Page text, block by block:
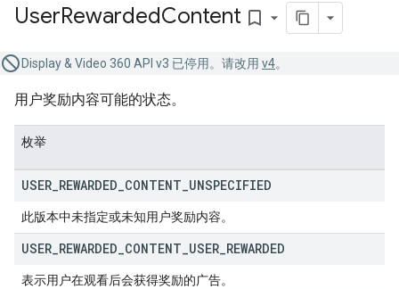
UserRewardedContent bookmark_border
Display & Video 360 API v3 已停用。请改用 v4。
用户奖励内容可能的状态。
枚举
USER REWARDED CONTENT UNSPECIFIED
此版本中未指定或未知用户奖励内容。
USER REWARDED CONTENT USER REWARDED
表示用户在观看后会获得奖励的广告。